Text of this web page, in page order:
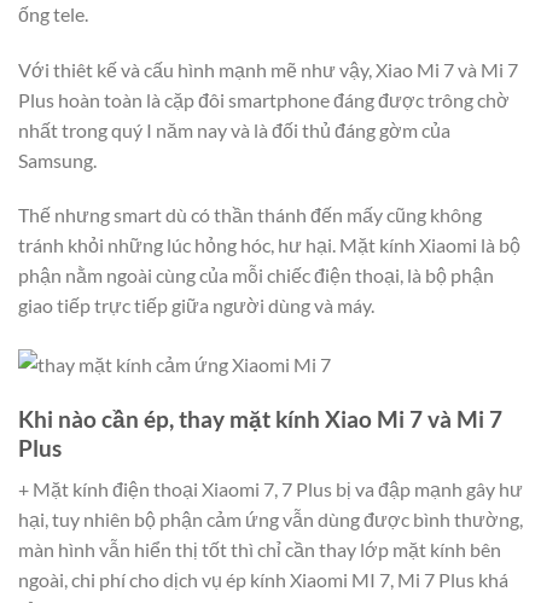
ống tele.
Với thiêt kế và cấu hình mạnh mẽ như vậy, Xiao Mi 7 và Mi 7
Plus hoàn toàn là cặp đôi smartphone đáng được trông chờ
nhất trong quý I năm nay và là đối thủ đáng gờm của
Samsung.
Thế nhưng smart dù có thần thánh đến mấy cũng không
tránh khỏi những lúc hỏng hóc, hư hại. Mặt kính Xiaomi là bộ
phận nằm ngoài cùng của mỗi chiếc điện thoại, là bộ phận
giao tiếp trực tiếp giữa người dùng và máy.
Khi nào cần ép, thay mặt kính Xiao Mi 7 và Mi 7
Plus
+ Mặt kính điện thoại Xiaomi 7, 7 Plus bị va đập mạnh gây hư
hại, tuy nhiên bộ phận cảm ứng vẫn dùng được bình thường,
màn hình vẫn hiển thị tốt thì chỉ cần thay lớp mặt kính bên
ngoài, chi phí cho dịch vụ ép kính Xiaomi MI 7, Mi 7 Plus khá